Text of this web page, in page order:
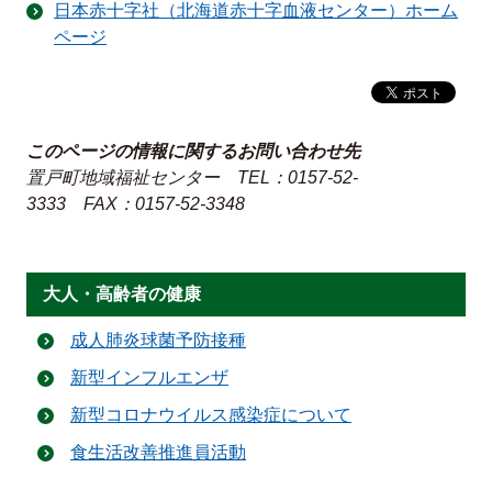
日本赤十字社（北海道赤十字血液センター）ホーム
ページ
このページの情報に関するお問い合わせ先
置戸町地域福祉センター
TEL：0157-52-
3333
FAX：0157-52-3348
大人・高齢者の健康
成人肺炎球菌予防接種
新型インフルエンザ
新型コロナウイルス感染症について
食生活改善推進員活動